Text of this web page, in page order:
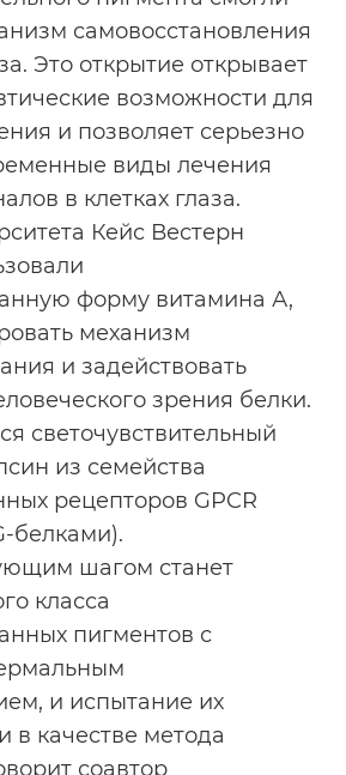
самовосстановления
Это открытие открывает
возможности для
и позволяет серьезно
виды лечения
в клетках глаза.
Кейс Вестерн
форму витамина А,
механизм
и задействовать
зрения белки.
светочувствительный
из семейства
рецепторов GPCR
белками).
шагом станет
класса
пигментов с
и испытание их
в качестве метода
соавтор